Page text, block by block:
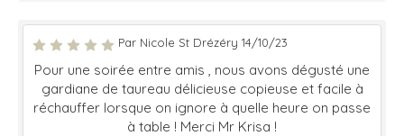
Par Nicole St Drézéry 14/10/23
Pour une soirée entre amis , nous avons dégusté une
gardiane de taureau délicieuse copieuse et facile à
réchauffer lorsque on ignore à quelle heure on passe
à table ! Merci Mr Krisa !